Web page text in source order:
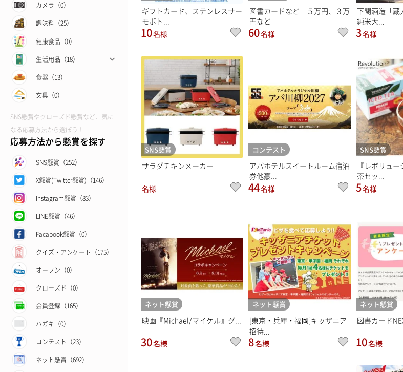
カメラ（0）
調味料（25）
健康食品（0）
生活用品（18）
食器（13）
文具（0）
SNS懸賞やクローズド懸賞など、気に
なる応募方法から選ぼう！
応募方法から懸賞を探す
SNS懸賞（252）
X懸賞(Twitter懸賞)（146）
Instagram懸賞（83）
LINE懸賞（46）
Facabook懸賞（0）
クイズ・アンケート（175）
オープン（0）
クローズド（0）
会員登録（165）
ハガキ（0）
コンテスト（23）
ネット懸賞（692）
ギフトカード、ステンレスサー
モボト...
10名様
図書カードなど ５万円、３万
円など
60名様
下関酒造「
純米大...
3名様
SNS懸賞
サラダチキンメーカー
名様
コンテスト
アパホテルスイートルーム宿泊
券他豪...
44名様
SNS懸賞
『レボリュ
茶セッ...
5名様
ネット懸賞
映画『Michael/マイケル』グ...
30名様
ネット懸賞
[東京・兵庫・福岡]キッザニア
招待...
8名様
ネット懸賞
図書カード
10名様